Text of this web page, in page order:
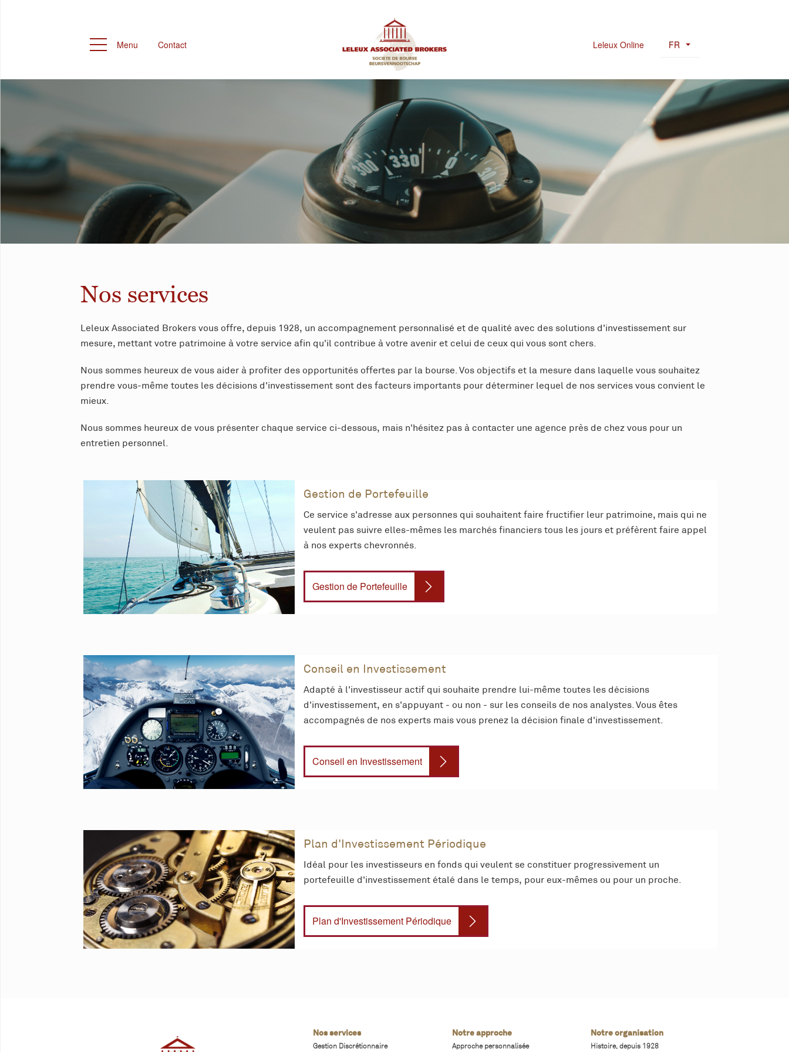
Menu Contact Leleux Online FR
Nos services
Leleux Associated Brokers vous offre, depuis 1928, un accompagnement personnalisé et de qualité avec des solutions d'investissement sur
mesure, mettant votre patrimoine à votre service afin qu'il contribue à votre avenir et celui de ceux qui vous sont chers.
Nous sommes heureux de vous aider à profiter des opportunités offertes par la bourse. Vos objectifs et la mesure dans laquelle vous souhaitez
prendre vous-même toutes les décisions d'investissement sont des facteurs importants pour déterminer lequel de nos services vous convient le
mieux.
Nous sommes heureux de vous présenter chaque service ci-dessous, mais n'hésitez pas à contacter une agence près de chez vous pour un
entretien personnel.
Gestion de Portefeuille
Ce service s'adresse aux personnes qui souhaitent faire fructifier leur patrimoine, mais qui ne
veulent pas suivre elles-mêmes les marchés financiers tous les jours et préfèrent faire appel
à nos experts chevronnés.
Gestion de Portefeuille
Conseil en Investissement
Adapté à l'investisseur actif qui souhaite prendre lui-même toutes les décisions
d'investissement, en s'appuyant - ou non - sur les conseils de nos analystes. Vous êtes
accompagnés de nos experts mais vous prenez la décision finale d'investissement.
Conseil en Investissement
Plan d'Investissement Périodique
Idéal pour les investisseurs en fonds qui veulent se constituer progressivement un
portefeuille d'investissement étalé dans le temps, pour eux-mêmes ou pour un proche.
Plan d'Investissement Périodique
Nos services
Gestion Discrétionnaire
Notre approche
Approche personnalisée
Notre organisation
Histoire, depuis 1928